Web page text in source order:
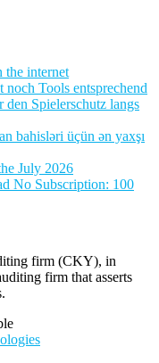
the internet
Tools entsprechend
den Spielerschutz langs
bahisləri üçün ən yaxşı
July 2026
No Subscription: 100
firm (CKY), in
firm that asserts